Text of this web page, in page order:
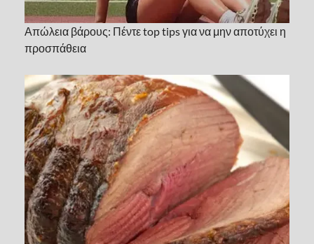
Απώλεια βάρους: Πέντε top tips για να μην αποτύχει η
προσπάθεια